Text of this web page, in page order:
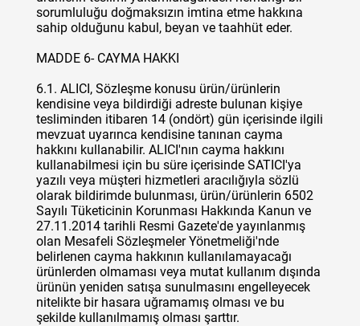
sorumluluğu doğmaksızın imtina etme hakkına
sahip olduğunu kabul, beyan ve taahhüt eder.
MADDE 6- CAYMA HAKKI
6.1. ALICI, Sözleşme konusu ürün/ürünlerin
kendisine veya bildirdiği adreste bulunan kişiye
tesliminden itibaren 14 (ondört) gün içerisinde ilgili
mevzuat uyarınca kendisine tanınan cayma
hakkını kullanabilir. ALICI'nın cayma hakkını
kullanabilmesi için bu süre içerisinde SATICI'ya
yazılı veya müşteri hizmetleri aracılığıyla sözlü
olarak bildirimde bulunması, ürün/ürünlerin 6502
Sayılı Tüketicinin Korunması Hakkında Kanun ve
27.11.2014 tarihli Resmi Gazete'de yayınlanmış
olan Mesafeli Sözleşmeler Yönetmeliği'nde
belirlenen cayma hakkının kullanılamayacağı
ürünlerden olmaması veya mutat kullanım dışında
ürünün yeniden satışa sunulmasını engelleyecek
nitelikte bir hasara uğramamış olması ve bu
şekilde kullanılmamış olması şarttır.